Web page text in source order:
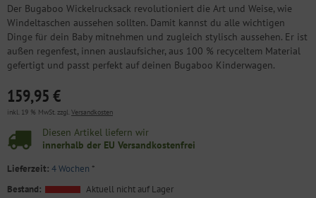
Der Bugaboo Wickelrucksack revolutioniert die Art und Weise, wie
Windeltaschen aussehen sollten. Damit kannst du alle wichtigen
Dinge für dein Baby mitnehmen und zugleich stylisch aussehen. Er ist
außen regenfest, innen auslaufsicher, aus 100 % recyceltem Material
gefertigt und passt perfekt auf deinen Bugaboo Kinderwagen.
159,95 €
inkl. 19 % MwSt. zzgl. Versandkosten
Diesen Artikel liefern wir
innerhalb der EU Versandkostenfrei
Lieferzeit: 4 Wochen *
Bestand:
Aktuell nicht auf Lager